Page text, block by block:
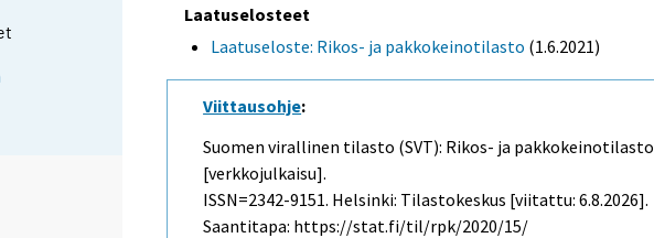
Laatuselosteet
Laatuseloste: Rikos- ja pakkokeinotilasto (1.6.2021)
Viittausohje:
Suomen virallinen tilasto (SVT): Rikos- ja pakkokeinotilasto
[verkkojulkaisu].
ISSN=2342-9151. Helsinki: Tilastokeskus [viitattu: 6.8.2026].
Saantitapa: https://stat.fi/til/rpk/2020/15/